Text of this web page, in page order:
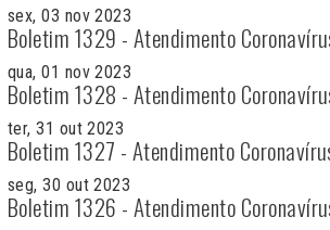
sex, 03 nov 2023
Boletim 1329 - Atendimento
qua, 01 nov 2023
Boletim 1328 - Atendimento
ter, 31 out 2023
Boletim 1327 - Atendimento
seg, 30 out 2023
Boletim 1326 - Atendimento